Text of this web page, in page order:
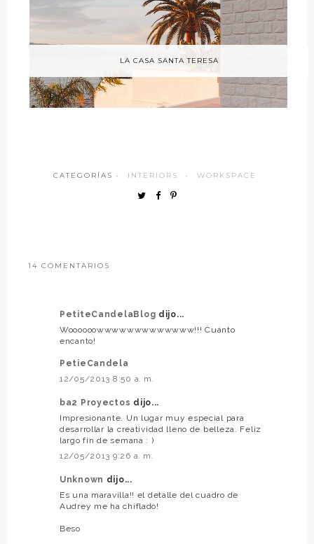
LA CASA SANTA TERESA
CATEGORÍAS · INTERIORS · WORKSPACE
14 COMENTARIOS
PetiteCandelaBlog dijo...
Woooooowwwwwwwwwwwww!!! Cuánto
encanto!
PetieCandela
12/05/2013 8:50 a. m.
ba2 Proyectos dijo...
Impresionante. Un lugar muy especial para
desarrollar la creatividad lleno de belleza. Feliz
largo fin de semana : )
12/05/2013 9:26 a. m.
Unknown dijo...
Es una maravilla!! el detalle del cuadro de
Audrey me ha chiflado!
Beso